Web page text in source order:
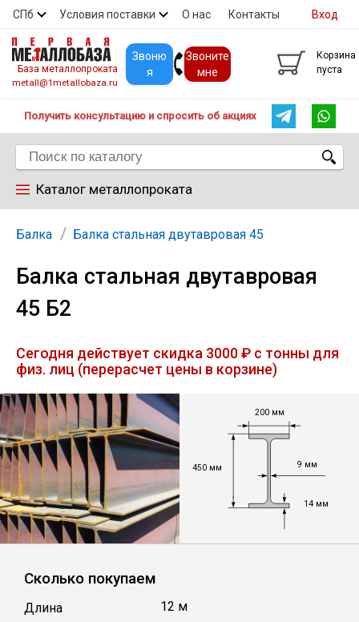
СПб Условия поставки О нас Контакты
Скидки Прайс Покупателям
Вход
База металлопроката
metall@1metallobaza.ru
Звоню
я
Звоните
мне
Корзина
пуста
Получить консультацию и спросить об акциях
Каталог металлопроката
Арматура
Труба профильная
Лист
Уголок
Балка
Швеллер
Балка Балка стальная двутавровая 45
Балка стальная двутавровая
45 Б2
Сегодня действует скидка 3000 ₽ с тонны для
физ. лиц (перерасчет цены в корзине)
450 мм
200 мм
9 мм
14 мм
Сколько покупаем
Длина 12 м